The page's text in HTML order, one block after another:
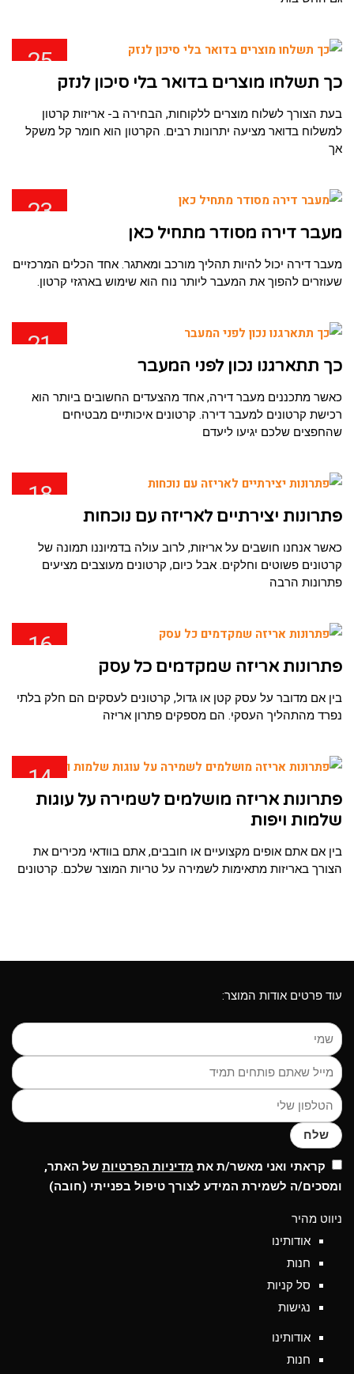
25
כך תשלחו מוצרים בדואר בלי סיכון לנזק
בעת הצורך לשלוח מוצרים ללקוחות, הבחירה ב- אריזות קרטון
למשלוח בדואר מציעה יתרונות רבים. הקרטון הוא חומר קל משקל
אך
23
מעבר דירה מסודר מתחיל כאן
מעבר דירה יכול להיות תהליך מורכב ומאתגר. אחד הכלים המרכזיים
שעוזרים להפוך את המעבר ליותר נוח הוא שימוש בארגזי קרטון.
21
כך תתארגנו נכון לפני המעבר
כאשר מתכננים מעבר דירה, אחד מהצעדים החשובים ביותר הוא
רכישת קרטונים למעבר דירה. קרטונים איכותיים מבטיחים
שהחפצים שלכם יגיעו ליעדם
18
פתרונות יצירתיים לאריזה עם נוכחות
כאשר אנחנו חושבים על אריזות, לרוב עולה בדמיוננו תמונה של
קרטונים פשוטים וחלקים. אבל כיום, קרטונים מעוצבים מציעים
פתרונות הרבה
16
פתרונות אריזה שמקדמים כל עסק
בין אם מדובר על עסק קטן או גדול, קרטונים לעסקים הם חלק בלתי
נפרד מהתהליך העסקי. הם מספקים פתרון אריזה
14
ינו
פתרונות אריזה מושלמים לשמירה על עוגות
שלמות ויפות
בין אם אתם אופים מקצועיים או חובבים, אתם בוודאי מכירים את
הצורך באריזות מתאימות לשמירה על טריות המוצר שלכם. קרטונים
עוד פרטים אודות המוצר:
שלח
קראתי ואני מאשר/ת את מדיניות הפרטיות של האתר,
ומסכים/ה לשמירת המידע לצורך טיפול בפנייתי (חובה)
ניווט מהיר
אודותינו
חנות
סל קניות
נגישות
אודותינו
חנות